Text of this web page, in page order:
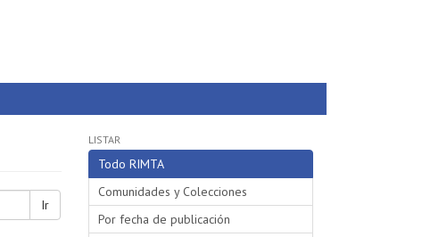
Ir
LISTAR
Todo RIMTA
Comunidades y Colecciones
Por fecha de publicación